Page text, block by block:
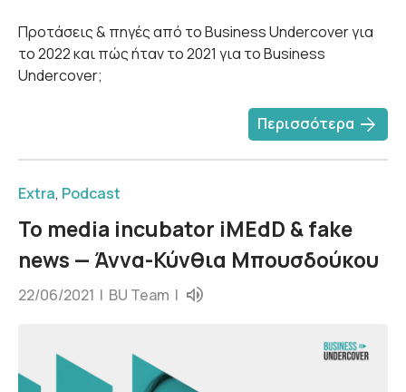
Προτάσεις & πηγές από το Business Undercover για
το 2022 και πώς ήταν το 2021 για το Business
Undercover;
Περισσότερα arrow_forward
Extra, Podcast
Το media incubator iMEdD & fake
news — Άννα-Κύνθια Μπουσδούκου
22/06/2021 | BU Team |